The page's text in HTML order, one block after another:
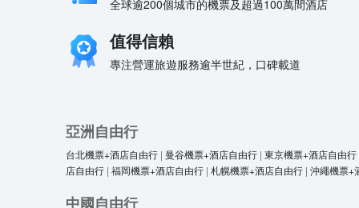
全球逾200個城市的機票及超過100萬間酒店
值得信賴
專注營運旅遊服務逾半世紀，口碑載道
亞洲自由行
台北機票+酒店自由行 | 曼谷機票+酒店自由行 | 東京機票+酒店自由行
店自由行 | 福岡機票+酒店自由行 | 札幌機票+酒店自由行 | 沖繩機票+
中國自由行